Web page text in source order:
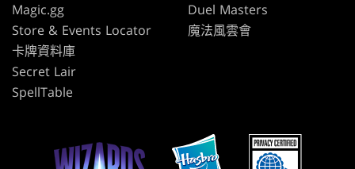
Magic.gg
Store & Events Locator
卡牌資料庫
Secret Lair
SpellTable
Duel Masters
魔法風雲會